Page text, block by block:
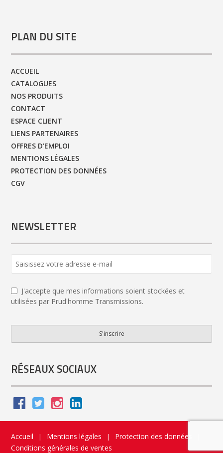
PLAN DU SITE
ACCUEIL
CATALOGUES
NOS PRODUITS
CONTACT
ESPACE CLIENT
LIENS PARTENAIRES
OFFRES D’EMPLOI
MENTIONS LÉGALES
PROTECTION DES DONNÉES
CGV
NEWSLETTER
URL *
J'accepte que mes informations soient stockées et
utilisées par Prud'homme Transmissions.
S'inscrire
RÉSEAUX SOCIAUX
Accueil | Mentions légales | Protection des données
Conditions générales de ventes